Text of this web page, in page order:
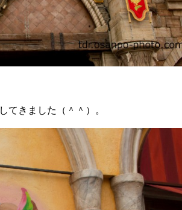
てきました（＾＾）。